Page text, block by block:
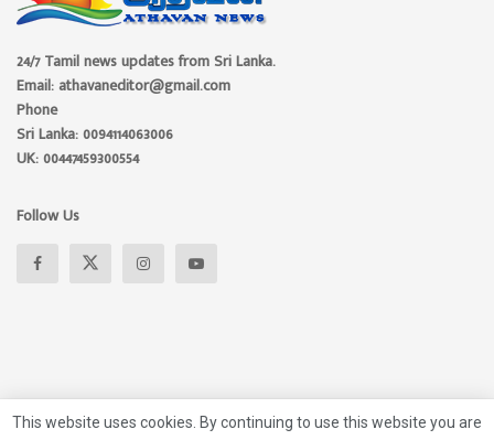
24/7 Tamil news updates from Sri Lanka.
Email: athavaneditor@gmail.com
Phone
Sri Lanka: 0094114063006
UK: 00447459300554
Follow Us
This website uses cookies. By continuing to use this website you are